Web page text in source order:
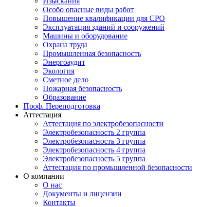
Особо опасные виды работ
Повышение квалификации для СРО
Эксплуатация зданий и сооружений
Машины и оборудование
Охрана труда
Промышленная безопасность
Энергоаудит
Экология
Сметное дело
Пожарная безопасность
Образование
Проф. Переподготовка
Аттестация
Аттестация по электробезопасности
Электробезопасность 2 группа
Электробезопасность 3 группа
Электробезопасность 4 группа
Электробезопасность 5 группа
Аттестация по промышленной безопасности
О компании
О нас
Документы и лицензии
Контакты